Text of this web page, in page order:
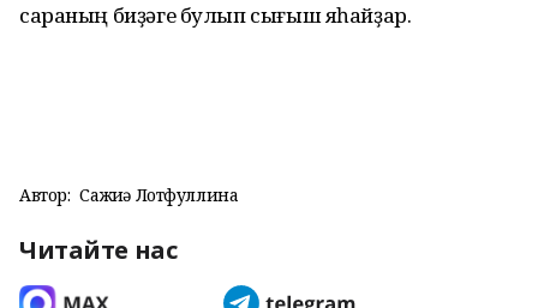
сараның биҙәге булып сығыш яһайҙар.
Автор: Сажиҙә Лотфуллина
Читайте нас